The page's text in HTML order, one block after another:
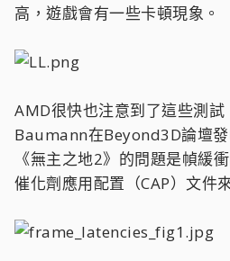
高，遊戲會有一些卡頓現象。
AMD很快也注意到了這些測
Baumann在Beyond3D論壇
《無主之地2》的問題是幀緩
催化劑應用配置（CAP）文件